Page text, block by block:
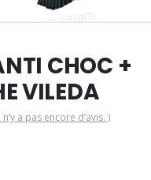
CHOC +
VILEDA
n’y a pas encore d’avis. )